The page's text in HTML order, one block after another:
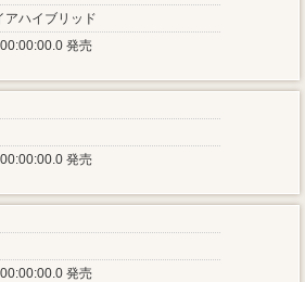
アハイブリッド
発売
発売
発売